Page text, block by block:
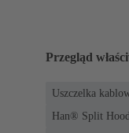
Przegląd
Uszczelka
Han® Split